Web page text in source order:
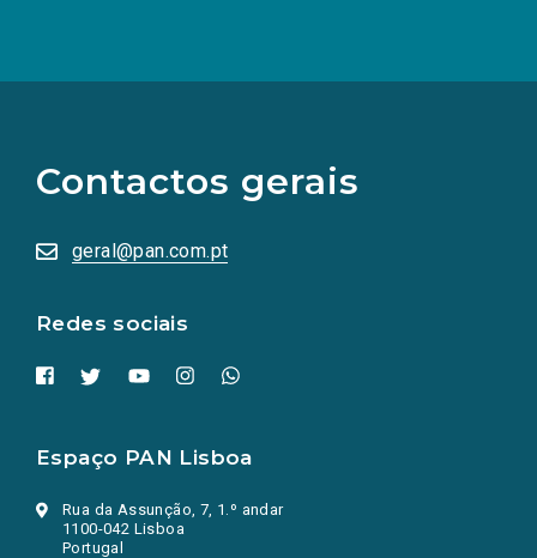
Contactos gerais
geral@pan.com.pt
Redes sociais
redes
sociais
numa
nova
Espaço PAN Lisboa
Rua da Assunção, 7, 1.º andar
1100-042 Lisboa
Portugal